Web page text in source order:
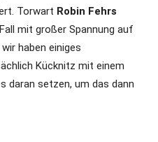
Torwart Robin Fehrs
mit großer Spannung auf
haben einiges
Kücknitz mit einem
daran setzen, um das dann